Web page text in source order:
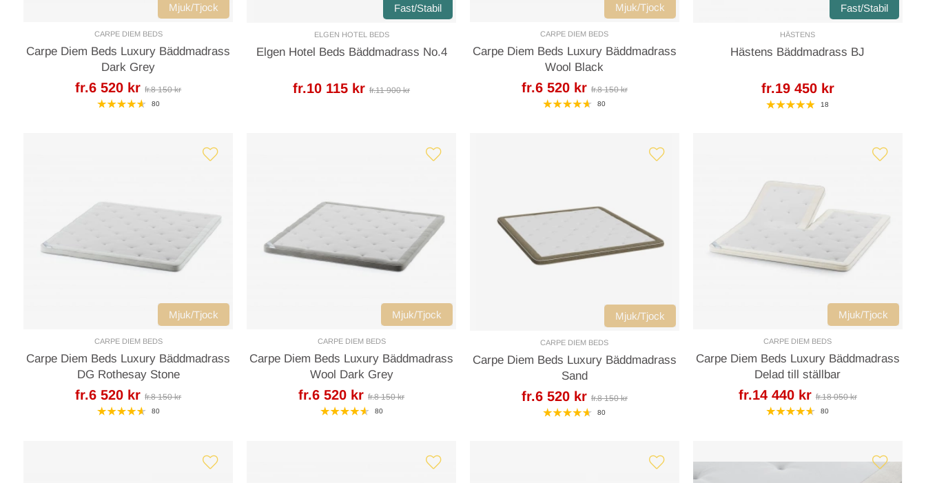
Mjuk/Tjock
CARPE DIEM BEDS
Carpe Diem Beds Luxury Bäddmadrass
Dark Grey
fr.6 520 kr fr.8 150 kr
80
Fast/Stabil
ELGEN HOTEL BEDS
Elgen Hotel Beds Bäddmadrass No.4
fr.10 115 kr fr.11 900 kr
Mjuk/Tjock
CARPE DIEM BEDS
Carpe Diem Beds Luxury Bäddmadrass
Wool Black
fr.6 520 kr fr.8 150 kr
80
Fast/Stabil
HÄSTENS
Hästens Bäddmadrass BJ
fr.19 450 kr
18
Mjuk/Tjock
CARPE DIEM BEDS
Carpe Diem Beds Luxury Bäddmadrass
DG Rothesay Stone
fr.6 520 kr fr.8 150 kr
80
Mjuk/Tjock
CARPE DIEM BEDS
Carpe Diem Beds Luxury Bäddmadrass
Wool Dark Grey
fr.6 520 kr fr.8 150 kr
80
Mjuk/Tjock
CARPE DIEM BEDS
Carpe Diem Beds Luxury Bäddmadrass
Sand
fr.6 520 kr fr.8 150 kr
80
Mjuk/Tjock
CARPE DIEM BEDS
Carpe Diem Beds Luxury Bäddmadrass
Delad till ställbar
fr.14 440 kr fr.18 050 kr
80